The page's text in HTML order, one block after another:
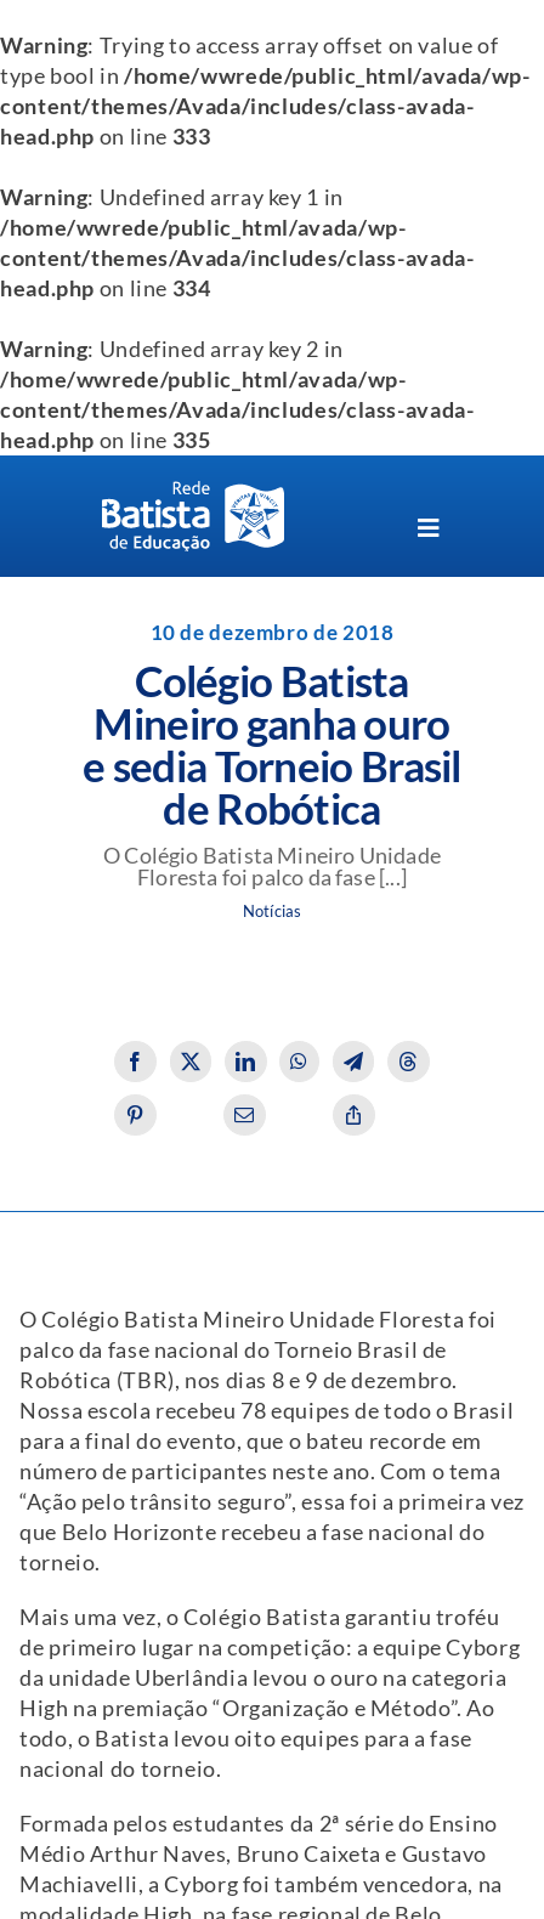
Warning: Trying to access array offset on value of
type bool in/home/wwrede/public_html/avada/wp-
content/themes/Avada/includes/class-avada-
head.php on line 333
Warning: Undefined array key 1 in
/home/wwrede/public_html/avada/wp-
content/themes/Avada/includes/class-avada-
head.php on line 334
Warning: Undefined array key 2 in
/home/wwrede/public_html/avada/wp-
content/themes/Avada/includes/class-avada-
head.php on line 335
Toggle
Navigation
Perguntas Frequentes
Blog da Rede Batista
10 de dezembro de 2018
Colégio Batista
Mineiro ganha ouro
e sedia Torneio Brasil
de Robótica
O Colégio Batista Mineiro Unidade
Floresta foi palco da fase [...]
Notícias
O Colégio Batista Mineiro Unidade Floresta foi
palco da fase nacional do Torneio Brasil de
Robótica (TBR), nos dias 8 e 9 de dezembro.
Nossa escola recebeu 78 equipes de todo o Brasil
para a final do evento, que o bateu recorde em
número de participantes neste ano. Com o tema
“Ação pelo trânsito seguro”, essa foi a primeira vez
que Belo Horizonte recebeu a fase nacional do
torneio.
Mais uma vez, o Colégio Batista garantiu troféu
de primeiro lugar na competição: a equipe Cyborg
da unidade Uberlândia levou o ouro na categoria
High na premiação “Organização e Método”. Ao
todo, o Batista levou oito equipes para a fase
nacional do torneio.
Formada pelos estudantes da 2ª série do Ensino
Médio Arthur Naves, Bruno Caixeta e Gustavo
Machiavelli, a Cyborg foi também vencedora, na